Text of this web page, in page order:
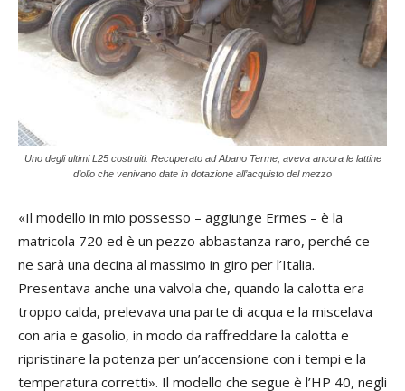
Uno degli ultimi L25 costruiti. Recuperato ad Abano Terme, aveva ancora le lattine
d’olio che venivano date in dotazione all’acquisto del mezzo
«Il modello in mio possesso – aggiunge Ermes – è la
matricola 720 ed è un pezzo abbastanza raro, perché ce
ne sarà una decina al massimo in giro per l’Italia.
Presentava anche una valvola che, quando la calotta era
troppo calda, prelevava una parte di acqua e la miscelava
con aria e gasolio, in modo da raffreddare la calotta e
ripristinare la potenza per un’accensione con i tempi e la
temperatura corretti». Il modello che segue è l’HP 40, negli